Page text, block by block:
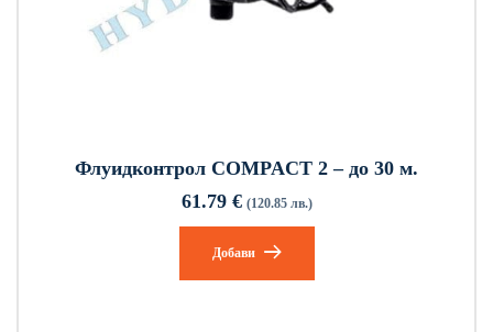
Флуидконтрол COMPACT 2 – до 30 м.
61.79 € (120.85 лв.)
Добави